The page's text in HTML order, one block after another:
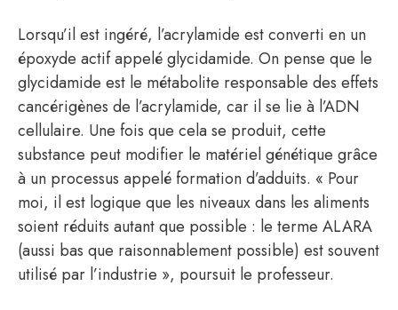
Lorsqu’il est ingéré, l’acrylamide est converti en un
époxyde actif appelé glycidamide. On pense que le
glycidamide est le métabolite responsable des effets
cancérigènes de l’acrylamide, car il se lie à l’ADN
cellulaire. Une fois que cela se produit, cette
substance peut modifier le matériel génétique grâce
à un processus appelé formation d’adduits. « Pour
moi, il est logique que les niveaux dans les aliments
soient réduits autant que possible : le terme ALARA
(aussi bas que raisonnablement possible) est souvent
utilisé par l’industrie », poursuit le professeur.